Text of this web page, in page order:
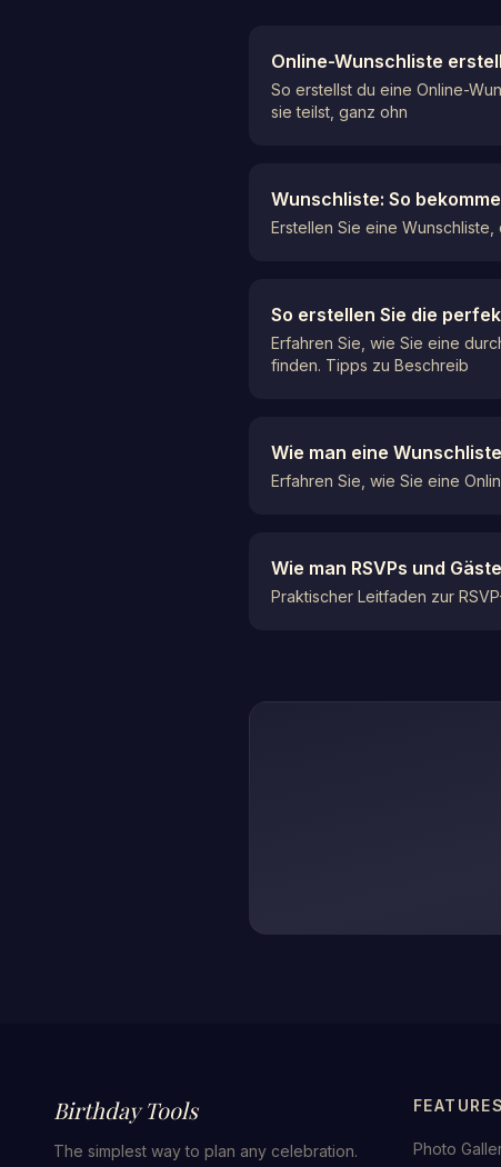
Online-Wunschliste
So erstellst du eine Online-
sie teilst, ganz ohn
Wunschliste: So
Erstellen Sie eine
So erstellen Sie die
Erfahren Sie, wie Sie eine
finden. Tipps zu Beschreib
Wie man eine
Erfahren Sie, wie Sie eine
Wie man RSVPs und
Praktischer Leitfaden zur
Birthday Tools
The simplest way to plan any celebration.
FEATURES
Photo